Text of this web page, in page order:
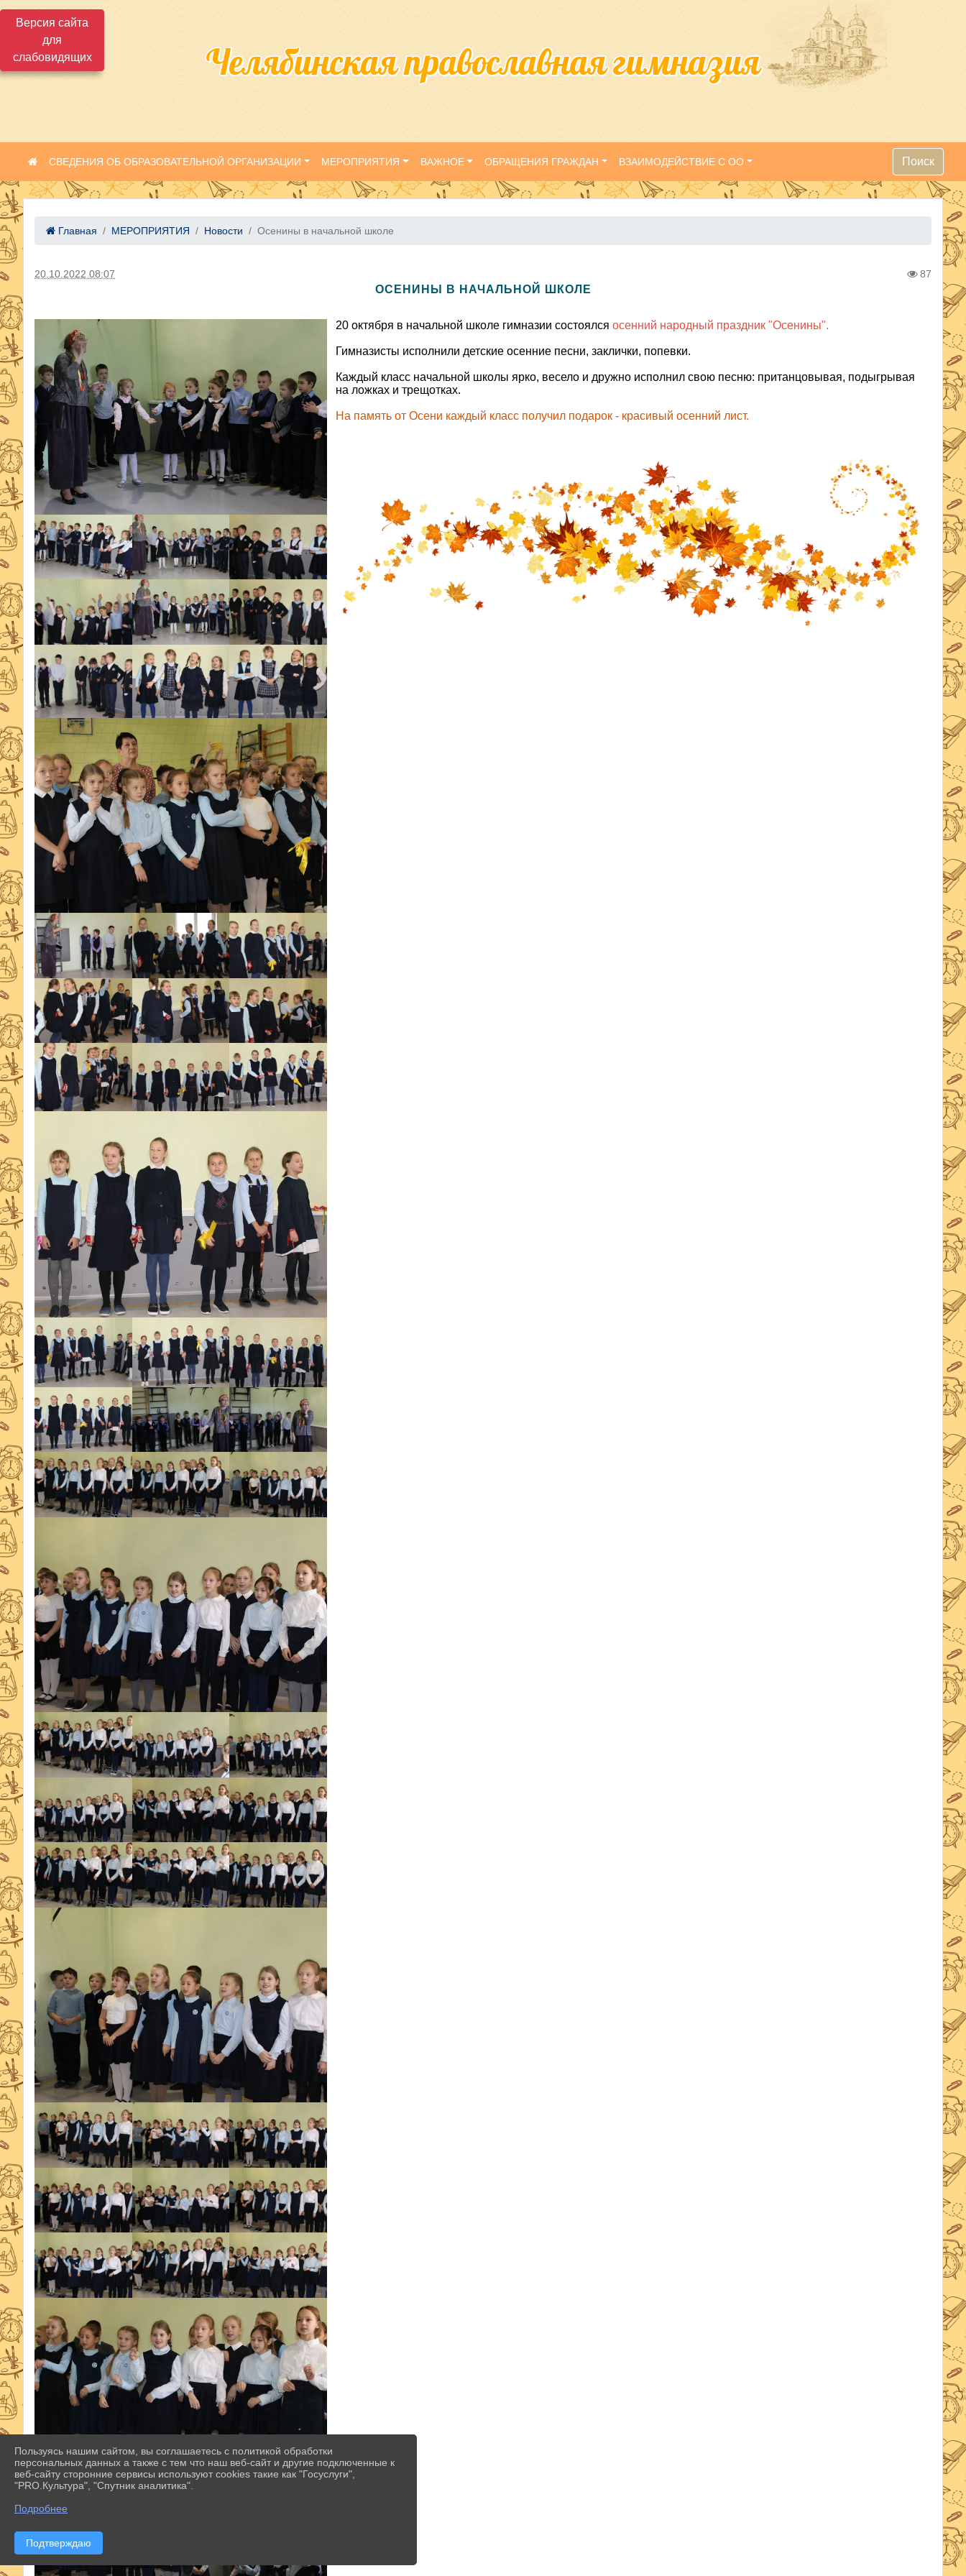
Версия сайта
для
слабовидящих
Челябинская православная гимназия
СВЕДЕНИЯ ОБ ОБРАЗОВАТЕЛЬНОЙ ОРГАНИЗАЦИИ МЕРОПРИЯТИЯ ВАЖНОЕ ОБРАЩЕНИЯ ГРАЖДАН ВЗАИМОДЕЙСТВИЕ С ОО Поиск
Главная МЕРОПРИЯТИЯ Новости Осенины в начальной школе
20.10.2022 08:07 87
ОСЕНИНЫ В НАЧАЛЬНОЙ ШКОЛЕ
20 октября в начальной школе гимназии состоялся осенний народный праздник "Осенины".
Гимназисты исполнили детские осенние песни, заклички, попевки.
Каждый класс начальной школы ярко, весело и дружно исполнил свою песню: пританцовывая, подыгрывая
на ложках и трещотках.
На память от Осени каждый класс получил подарок - красивый осенний лист.
Пользуясь нашим сайтом, вы соглашаетесь с политикой обработки
персональных данных а также с тем что наш веб-сайт и другие подключенные к
веб-сайту сторонние сервисы используют cookies такие как "Госуслуги",
"PRO.Культура", "Спутник аналитика".
Подробнее
Подтверждаю